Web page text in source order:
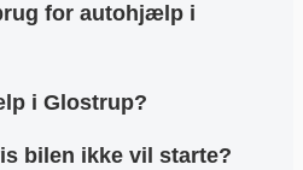
for autohjælp i
i Glostrup?
bilen ikke vil starte?